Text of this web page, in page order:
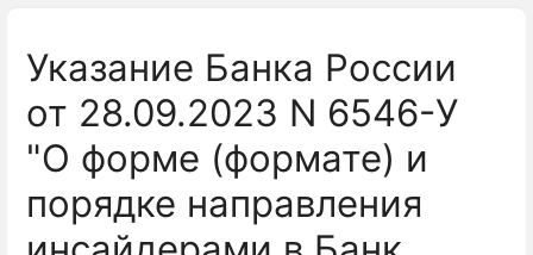
Указание Банка России
от 28.09.2023 N 6546-У
"О форме (формате) и
порядке направления